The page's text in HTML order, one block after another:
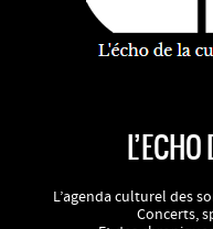
L’agenda culturel des
Concerts,